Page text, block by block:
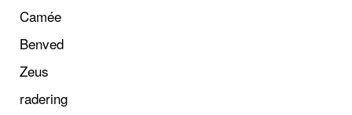
Camée
Benved
Zeus
radering